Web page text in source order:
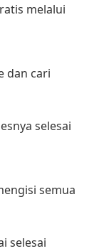
melalui
dan cari
selesai
semua
selesai